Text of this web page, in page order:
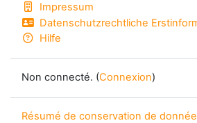
Impressum
Datenschutzrechtliche
Hilfe
Non connecté. (Connexion)
Résumé de conservation de